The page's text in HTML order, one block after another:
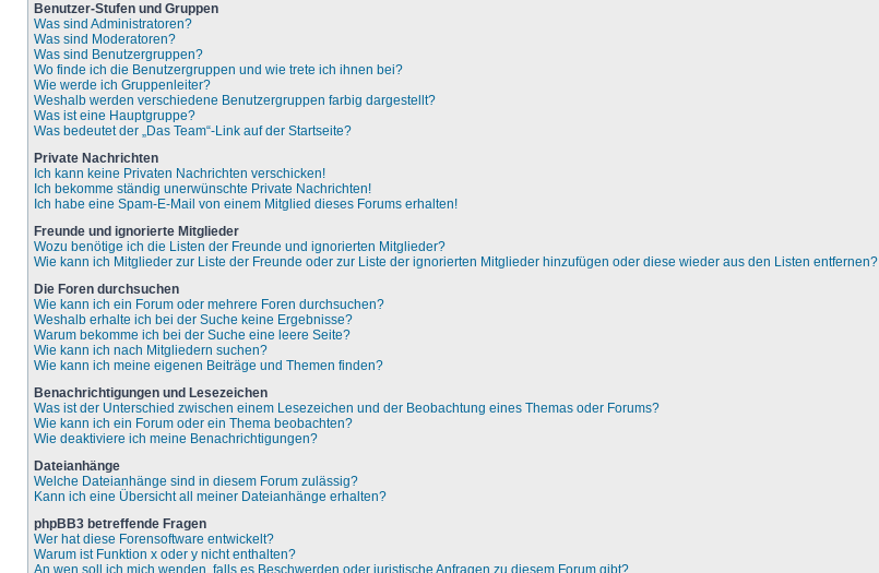
Benutzer-Stufen und Gruppen
Was sind Administratoren?
Was sind Moderatoren?
Was sind Benutzergruppen?
Wo finde ich die Benutzergruppen und wie trete ich ihnen bei?
Wie werde ich Gruppenleiter?
Weshalb werden verschiedene Benutzergruppen farbig dargestellt?
Was ist eine Hauptgruppe?
Was bedeutet der „Das Team“-Link auf der Startseite?
Private Nachrichten
Ich kann keine Privaten Nachrichten verschicken!
Ich bekomme ständig unerwünschte Private Nachrichten!
Ich habe eine Spam-E-Mail von einem Mitglied dieses Forums erhalten!
Freunde und ignorierte Mitglieder
Wozu benötige ich die Listen der Freunde und ignorierten Mitglieder?
Wie kann ich Mitglieder zur Liste der Freunde oder zur Liste der ignorierten Mitglieder hinzufügen oder diese wieder aus den Listen entfernen?
Die Foren durchsuchen
Wie kann ich ein Forum oder mehrere Foren durchsuchen?
Weshalb erhalte ich bei der Suche keine Ergebnisse?
Warum bekomme ich bei der Suche eine leere Seite?
Wie kann ich nach Mitgliedern suchen?
Wie kann ich meine eigenen Beiträge und Themen finden?
Benachrichtigungen und Lesezeichen
Was ist der Unterschied zwischen einem Lesezeichen und der Beobachtung eines Themas oder Forums?
Wie kann ich ein Forum oder ein Thema beobachten?
Wie deaktiviere ich meine Benachrichtigungen?
Dateianhänge
Welche Dateianhänge sind in diesem Forum zulässig?
Kann ich eine Übersicht all meiner Dateianhänge erhalten?
phpBB3 betreffende Fragen
Wer hat diese Forensoftware entwickelt?
Warum ist Funktion x oder y nicht enthalten?
An wen soll ich mich wenden, falls es Beschwerden oder juristische Anfragen zu diesem Forum gibt?